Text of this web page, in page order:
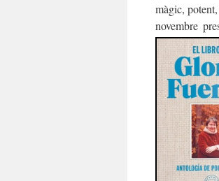
màgic,
novembre